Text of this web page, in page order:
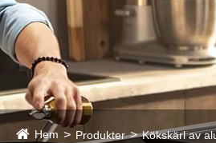
Hem Produkter
Kökskärl av